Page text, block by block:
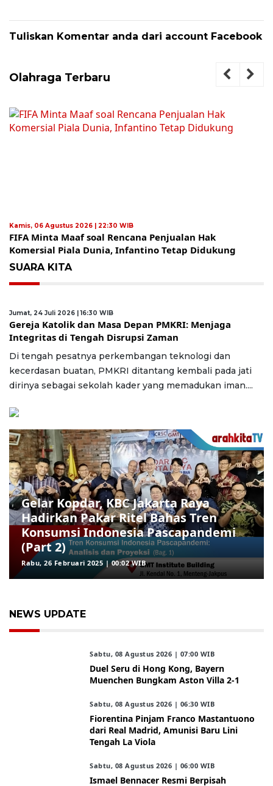
Tuliskan Komentar anda dari account Facebook
Olahraga Terbaru
Kamis, 06 Agustus 2026 | 22:30 WIB
FIFA Minta Maaf soal Rencana Penjualan Hak
Komersial Piala Dunia, Infantino Tetap Didukung
SUARA KITA
Jumat, 24 Juli 2026 | 16:30 WIB
Gereja Katolik dan Masa Depan PMKRI: Menjaga
Integritas di Tengah Disrupsi Zaman
Di tengah pesatnya perkembangan teknologi dan
kecerdasan buatan, PMKRI ditantang kembali pada jati
dirinya sebagai sekolah kader yang memadukan iman....
Gelar Kopdar, KBC Jakarta Raya
Hadirkan Pakar Ritel Bahas Tren
Konsumsi Indonesia Pascapandemi
(Part 2)
Rabu, 26 Februari 2025 | 00:02 WIB
NEWS UPDATE
Sabtu, 08 Agustus 2026 | 07:00 WIB
Duel Seru di Hong Kong, Bayern
Muenchen Bungkam Aston Villa 2-1
Sabtu, 08 Agustus 2026 | 06:30 WIB
Fiorentina Pinjam Franco Mastantuono
dari Real Madrid, Amunisi Baru Lini
Tengah La Viola
Sabtu, 08 Agustus 2026 | 06:00 WIB
Ismael Bennacer Resmi Berpisah